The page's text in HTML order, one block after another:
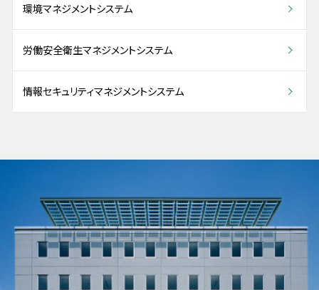
環境マネジメントシステム
労働安全衛生マネジメントシステム
情報セキュリティマネジメントシステム